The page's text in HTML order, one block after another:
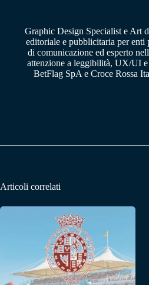
Graphic Design Specialist e Art
editoriale e pubblicitaria per enti
di comunicazione ed esperto
attenzione a leggibilità, UX/UI e
BetFlag SpA e Croce Rossa
Articoli correlati